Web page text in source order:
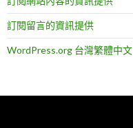
訂閱留言的資訊提供
WordPress.org 台灣繁體中文